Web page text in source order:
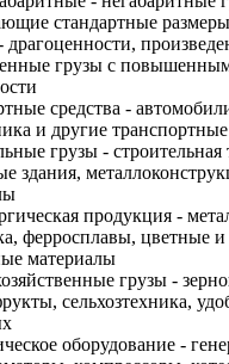
стандартные
грузы с
средства -
и другие транспортные
грузы -
здания,
продукция -
ферросплавы, цветные
материалы
грузы -
сельхозтехника,
оборудование -